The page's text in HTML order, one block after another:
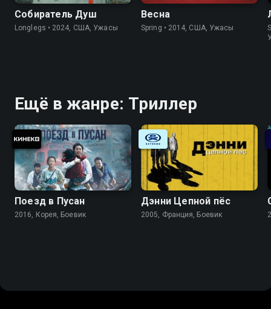
Собиратель Душ
Longlegs • 2024, США, Ужасы
Весна
Spring • 2014, США, Ужасы
Ещё в жанре: Триллер
Поезд в Пусан
2016, Корея, Боевик
Дэнни Цепной пёс
2005, Франция, Боевик